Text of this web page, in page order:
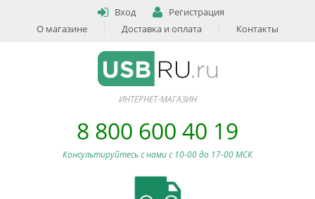
Вход
Регистрация
О магазине
Доставка и оплата Контакты
ИНТЕРНЕТ-МАГАЗИН
8 800 600 40 19
Консультируйтесь с нами c 10-00 до 17-00 МСК